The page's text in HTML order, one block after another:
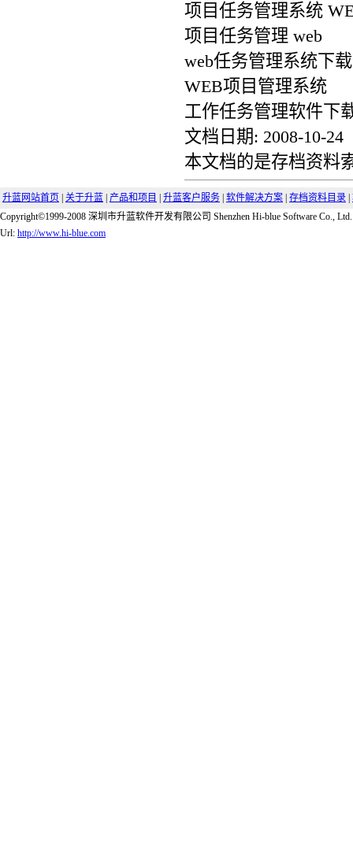
项目任务管理系统
项目任务管理 web
web任务管理系统下载
WEB项目管理系统
工作任务管理软件下
文档日期: 2008-10-24
本文档的是存档资料
升蓝网站首页 关于升蓝 产品和项目 升蓝客户服务 软件解决方案 存档资料目录
Copyright©1999-2008 深圳市升蓝软件开发有限公司 Shenzhen Hi-blue Software Co., Ltd.
Url: http://www.hi-blue.com